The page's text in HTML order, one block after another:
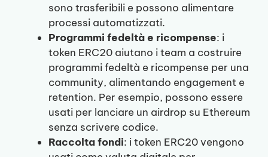
sono trasferibili e possono alimentare
processi automatizzati.
Programmi fedeltà e ricompense: i
token ERC20 aiutano i team a costruire
programmi fedeltà e ricompense per una
community, alimentando engagement e
retention. Per esempio, possono essere
usati per lanciare un airdrop su Ethereum
senza scrivere codice.
Raccolta fondi: i token ERC20 vengono